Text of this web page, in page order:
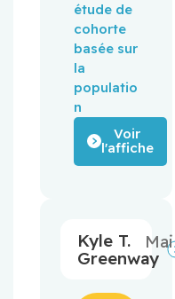
étude de
cohorte
basée sur
la
populatio
n
Voir
l'affiche
Kyle T.
Greenway
Mai